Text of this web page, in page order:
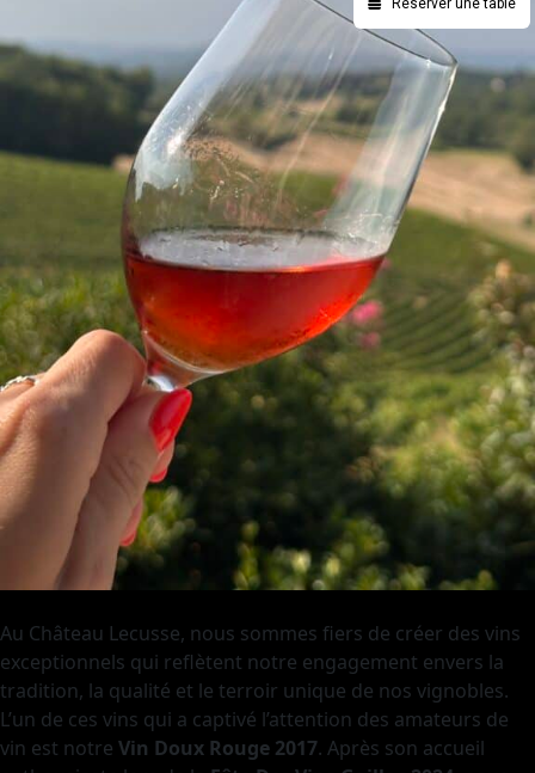
Réserver une table
Au Château Lecusse, nous sommes fiers de créer des vins
exceptionnels qui reflètent notre engagement envers la
tradition, la qualité et le terroir unique de nos vignobles.
L’un de ces vins qui a captivé l’attention des amateurs de
vin est notre Vin Doux Rouge 2017. Après son accueil